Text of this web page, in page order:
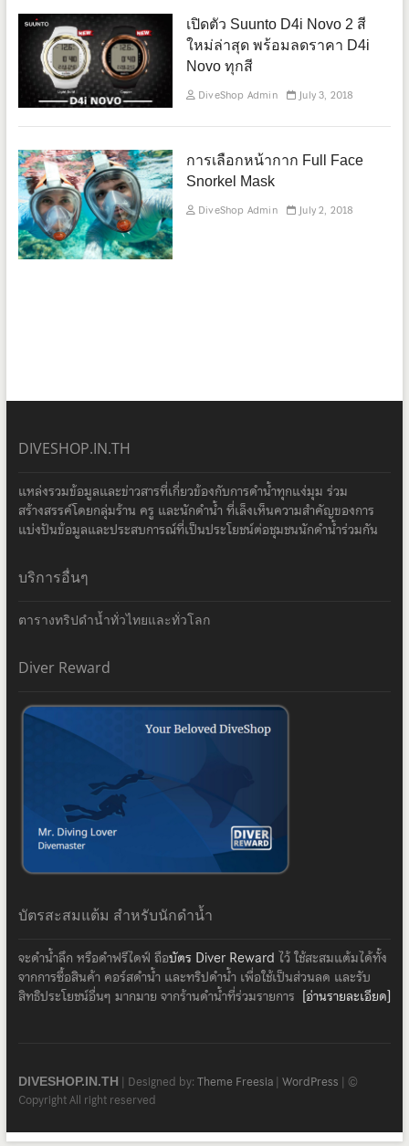
เปิดตัว Suunto D4i Novo 2 สี
ใหม่ล่าสุด พร้อมลดราคา D4i
Novo ทุกสี
DiveShop Admin July 3, 2018
การเลือกหน้ากาก Full Face
Snorkel Mask
DiveShop Admin July 2, 2018
DIVESHOP.IN.TH
แหล่งรวมข้อมูลและข่าวสารที่เกี่ยวข้องกับการดำน้ำทุกแง่มุม ร่วม
สร้างสรรค์โดยกลุ่มร้าน ครู และนักดำน้ำ ที่เล็งเห็นความสำคัญของการ
แบ่งปันข้อมูลและประสบการณ์ที่เป็นประโยชน์ต่อชุมชนนักดำน้ำร่วมกัน
บริการอื่นๆ
ตารางทริปดำน้ำทั่วไทยและทั่วโลก
Diver Reward
บัตรสะสมแต้ม สำหรับนักดำน้ำ
จะดำน้ำลึก หรือดำฟรีไดฟ์ ถือบัตร Diver Reward ไว้ ใช้สะสมแต้มได้ทั้ง
จากการซื้อสินค้า คอร์สดำน้ำ และทริปดำน้ำ เพื่อใช้เป็นส่วนลด และรับ
สิทธิประโยชน์อื่นๆ มากมาย จากร้านดำน้ำที่ร่วมรายการ [อ่านรายละเอียด]
DIVESHOP.IN.TH | Designed by: Theme Freesia| WordPress | ©
Copyright All right reserved